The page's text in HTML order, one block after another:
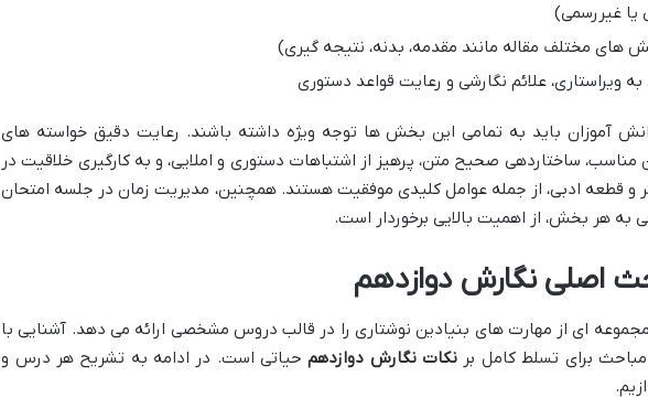
یا غیررسمی)
های مختلف مقاله مانند مقدمه، بدنه، نتیجه گیری)
ویراستاری، علائم نگارشی و رعایت قواعد دستوری
آموزان باید به تمامی این بخش ها توجه ویژه داشته باشند. رعایت دقیق خواسته های
مناسب، ساختاردهی صحیح متن، پرهیز از اشتباهات دستوری و املایی، و به کارگیری خلاقیت در
و قطعه ادبی، از جمله عوامل کلیدی موفقیت هستند. همچنین، مدیریت زمان در جلسه امتحان
به هر بخش، از اهمیت بالایی برخوردار است.
اصلی نگارش دوازدهم
ای از مهارت های بنیادین نوشتاری را در قالب دروس مشخصی ارائه می دهد. آشنایی با
برای تسلط کامل بر نکات نگارش دوازدهمحیاتی است. در ادامه به تشریح هر درس و